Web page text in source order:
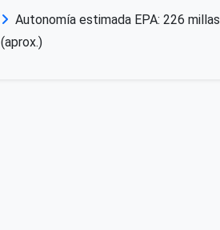
Autonomía estimada EPA: 226 millas
(aprox.)